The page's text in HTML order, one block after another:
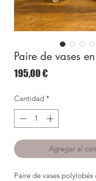
Paire de vases
195,00 €
Cantidad *
Agregar al
Paire de vases polylobés